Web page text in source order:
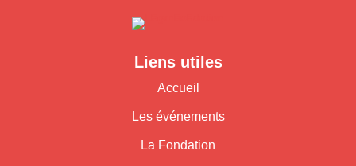
Liens utiles
Accueil
Les événements
La Fondation